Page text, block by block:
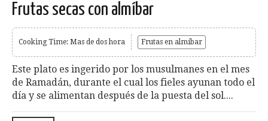
Frutas secas con almíbar
Cooking Time: Mas de dos hora Frutas en almíbar
Este plato es ingerido por los musulmanes en el mes
de Ramadán, durante el cual los fieles ayunan todo el
día y se alimentan después de la puesta del sol....